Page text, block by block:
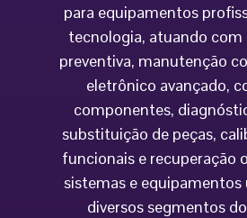
para equipamentos
tecnologia, atuando
preventiva, manutenção
eletrônico avançado,
componentes,
substituição de peças,
funcionais e recuperação
sistemas e
diversos segmentos